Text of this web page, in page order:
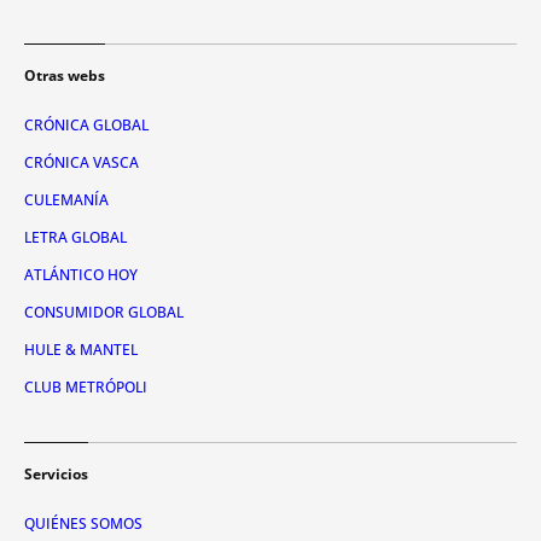
Otras webs
CRÓNICA GLOBAL
CRÓNICA VASCA
CULEMANÍA
LETRA GLOBAL
ATLÁNTICO HOY
CONSUMIDOR GLOBAL
HULE & MANTEL
CLUB METRÓPOLI
Servicios
QUIÉNES SOMOS